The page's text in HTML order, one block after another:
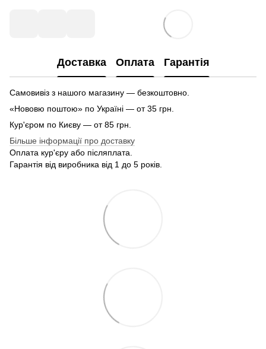
Доставка Оплата Гарантія
Самовивіз з нашого магазину — безкоштовно.
«Нововю поштою» по Україні — от 35 грн.
Кур'єром по Києву — от 85 грн.
Більше інформації про доставку
Оплата кур'єру або післяплата.
Гарантія від виробника від 1 до 5 років.